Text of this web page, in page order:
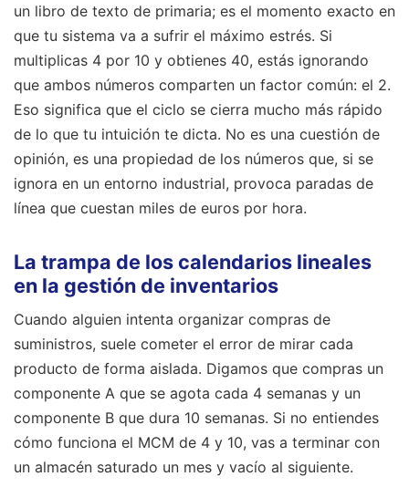
un libro de texto de primaria; es el momento exacto en
que tu sistema va a sufrir el máximo estrés. Si
multiplicas 4 por 10 y obtienes 40, estás ignorando
que ambos números comparten un factor común: el 2.
Eso significa que el ciclo se cierra mucho más rápido
de lo que tu intuición te dicta. No es una cuestión de
opinión, es una propiedad de los números que, si se
ignora en un entorno industrial, provoca paradas de
línea que cuestan miles de euros por hora.
La trampa de los calendarios lineales
en la gestión de inventarios
Cuando alguien intenta organizar compras de
suministros, suele cometer el error de mirar cada
producto de forma aislada. Digamos que compras un
componente A que se agota cada 4 semanas y un
componente B que dura 10 semanas. Si no entiendes
cómo funciona el MCM de 4 y 10, vas a terminar con
un almacén saturado un mes y vacío al siguiente.